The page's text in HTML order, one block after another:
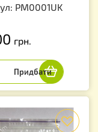
PM0001UK
грн.